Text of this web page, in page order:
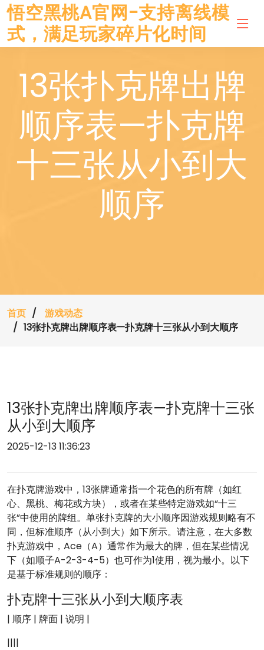
悟空黑桃A官网-支持离线模
式，满足玩家碎片化时间
13张扑克牌出牌
顺序表—扑克牌
十三张从小到大
顺序
首页
游戏动态
13张扑克牌出牌顺序表—扑克牌十三张从小到大顺序
13张扑克牌出牌顺序表—扑克牌十三张
从小到大顺序
2025-12-13 11:36:23
在扑克牌游戏中，13张牌通常指一个花色的所有牌（如红
心、黑桃、梅花或方块），或者在某些特定游戏如“十三
张”中使用的牌组。单张扑克牌的大小顺序因游戏规则略有不
同，但标准顺序（从小到大）如下所示。请注意，在大多数
扑克游戏中，Ace（A）通常作为最大的牌，但在某些情况
下（如顺子A-2-3-4-5）也可作为1使用，视为最小。以下
是基于标准规则的顺序：
扑克牌十三张从小到大顺序表
| 顺序 | 牌面 | 说明 |
||||